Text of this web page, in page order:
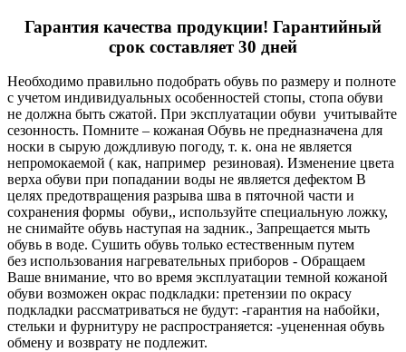
Гарантия качества продукции! Гарантийный
срок составляет 30 дней
Необходимо правильно подобрать обувь по размеру и полноте
с учетом индивидуальных особенностей стопы, стопа обуви
не должна быть сжатой. При эксплуатации обуви учитывайте
сезонность. Помните – кожаная Обувь не предназначена для
носки в сырую дождливую погоду, т. к. она не является
непромокаемой ( как, например резиновая). Изменение цвета
верха обуви при попадании воды не является дефектом В
целях предотвращения разрыва шва в пяточной части и
сохранения формы обуви,, используйте специальную ложку,
не снимайте обувь наступая на задник., Запрещается мыть
обувь в воде. Сушить обувь только естественным путем
без использования нагревательных приборов - Обращаем
Ваше внимание, что во время эксплуатации темной кожаной
обуви возможен окрас подкладки: претензии по окрасу
подкладки рассматриваться не будут: -гарантия на набойки,
стельки и фурнитуру не распространяется: -уцененная обувь
обмену и возврату не подлежит.